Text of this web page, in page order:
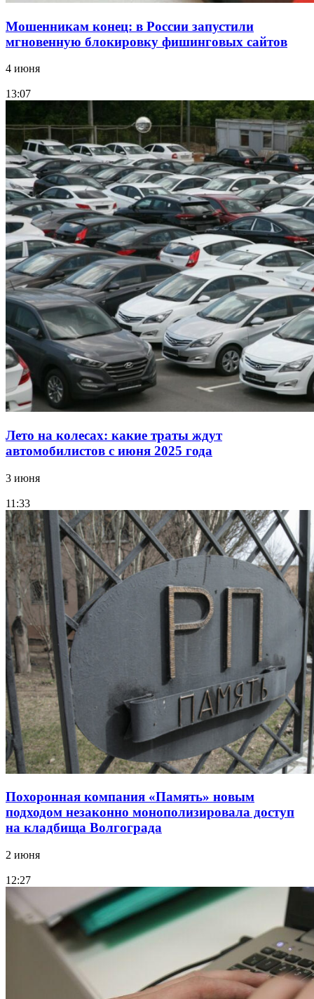
Мошенникам конец: в России запустили
мгновенную блокировку фишинговых сайтов
4 июня
13:07
Лето на колесах: какие траты ждут
автомобилистов с июня 2025 года
3 июня
11:33
Похоронная компания «Память» новым
подходом незаконно монополизировала доступ
на кладбища Волгограда
2 июня
12:27